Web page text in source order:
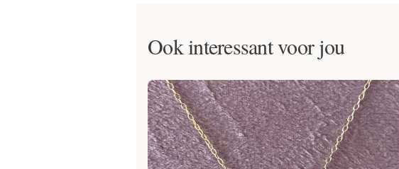
Ook interessant voor jou